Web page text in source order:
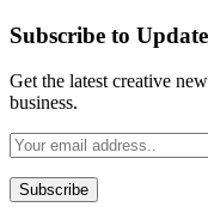
Subscribe to
Get the latest creative
business.